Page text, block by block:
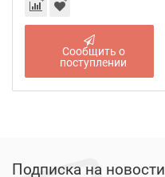
Сообщить о
поступлении
Подписка на новости